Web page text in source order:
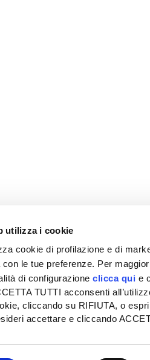
utilizza i cookie
cookie di profilazione e di
le tue preferenze. Per
di configurazioneclicca qui e
TUTTI acconsenti
cliccando su RIFIUTA, o
accettare e cliccando
SEDE
Tel +